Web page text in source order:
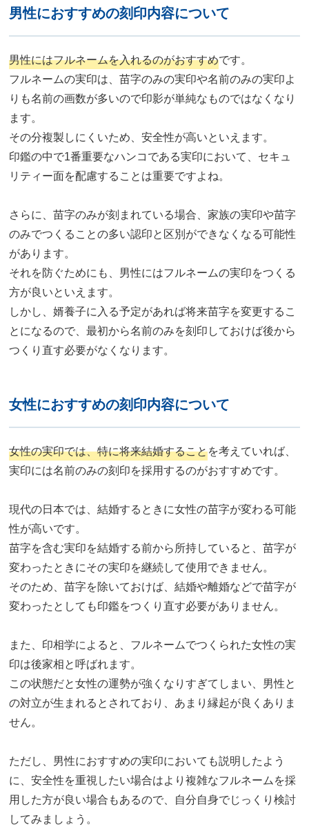
男性におすすめの刻印内容について
男性にはフルネームを入れるのがおすすめです。
フルネームの実印は、苗字のみの実印や名前のみの実印よ
りも名前の画数が多いので印影が単純なものではなくなり
ます。
その分複製しにくいため、安全性が高いといえます。
印鑑の中で1番重要なハンコである実印において、セキュ
リティー面を配慮することは重要ですよね。
さらに、苗字のみが刻まれている場合、家族の実印や苗字
のみでつくることの多い認印と区別ができなくなる可能性
があります。
それを防ぐためにも、男性にはフルネームの実印をつくる
方が良いといえます。
しかし、婿養子に入る予定があれば将来苗字を変更するこ
とになるので、最初から名前のみを刻印しておけば後から
つくり直す必要がなくなります。
女性におすすめの刻印内容について
女性の実印では、特に将来結婚することを考えていれば、
実印には名前のみの刻印を採用するのがおすすめです。
現代の日本では、結婚するときに女性の苗字が変わる可能
性が高いです。
苗字を含む実印を結婚する前から所持していると、苗字が
変わったときにその実印を継続して使用できません。
そのため、苗字を除いておけば、結婚や離婚などで苗字が
変わったとしても印鑑をつくり直す必要がありません。
また、印相学によると、フルネームでつくられた女性の実
印は後家相と呼ばれます。
この状態だと女性の運勢が強くなりすぎてしまい、男性と
の対立が生まれるとされており、あまり縁起が良くありま
せん。
ただし、男性におすすめの実印においても説明したよう
に、安全性を重視したい場合はより複雑なフルネームを採
用した方が良い場合もあるので、自分自身でじっくり検討
してみましょう。